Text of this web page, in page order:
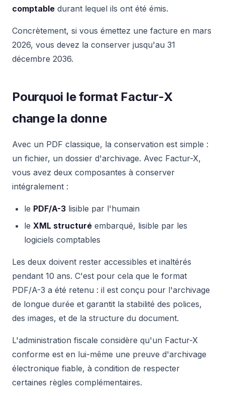
comptable durant lequel ils ont été émis.
Concrètement, si vous émettez une facture en mars
2026, vous devez la conserver jusqu'au 31
décembre 2036.
Pourquoi le format Factur-X
change la donne
Avec un PDF classique, la conservation est simple :
un fichier, un dossier d'archivage. Avec Factur-X,
vous avez deux composantes à conserver
intégralement :
le PDF/A-3 lisible par l'humain
le XML structuré embarqué, lisible par les
logiciels comptables
Les deux doivent rester accessibles et inaltérés
pendant 10 ans. C'est pour cela que le format
PDF/A-3 a été retenu : il est conçu pour l'archivage
de longue durée et garantit la stabilité des polices,
des images, et de la structure du document.
L'administration fiscale considère qu'un Factur-X
conforme est en lui-même une preuve d'archivage
électronique fiable, à condition de respecter
certaines règles complémentaires.